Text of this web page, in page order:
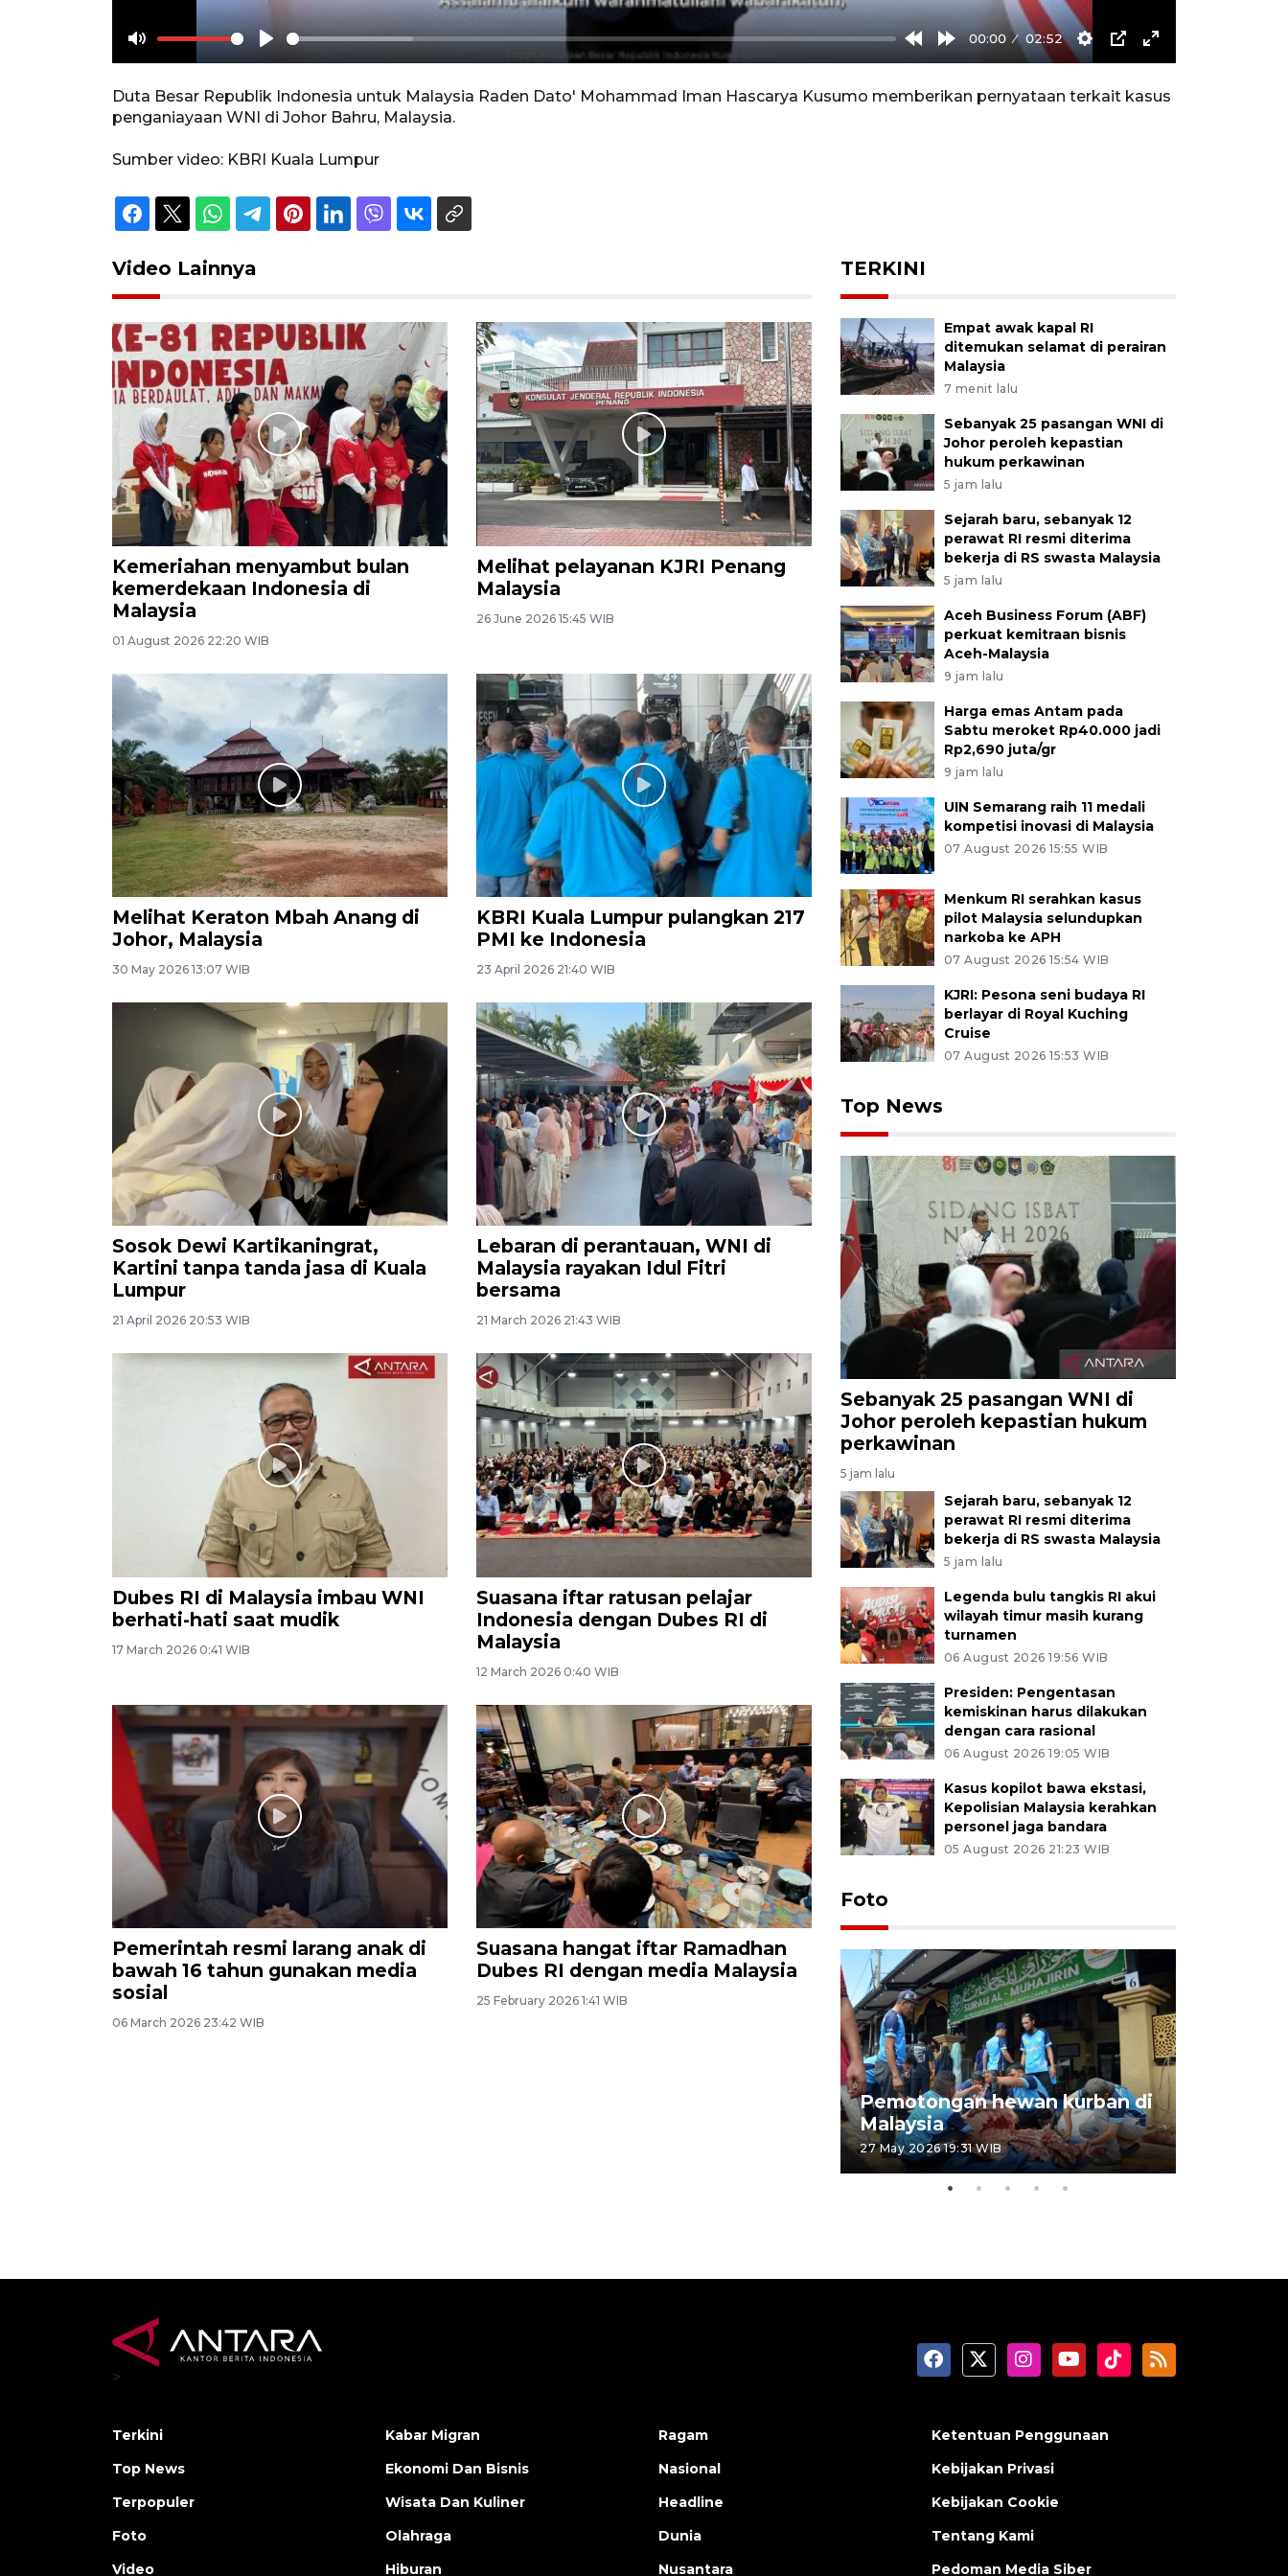
Mute Play
Rewind
10s
Forward
10s
00:00 02:52
Settings
PIP Enter
Duta Besar Republik Indonesia untuk Malaysia Raden Dato' Mohammad Iman Hascarya Kusumo memberikan pernyataan terkait kasus
penganiayaan WNI di Johor Bahru, Malaysia.
Sumber video: KBRI Kuala Lumpur
Video Lainnya
Kemeriahan menyambut bulan
kemerdekaan Indonesia di
Malaysia
01 August 2026 22:20 WIB
Melihat pelayanan KJRI Penang
Malaysia
26 June 2026 15:45 WIB
Melihat Keraton Mbah Anang di
Johor, Malaysia
30 May 2026 13:07 WIB
KBRI Kuala Lumpur pulangkan 217
PMI ke Indonesia
23 April 2026 21:40 WIB
Sosok Dewi Kartikaningrat,
Kartini tanpa tanda jasa di Kuala
Lumpur
21 April 2026 20:53 WIB
Lebaran di perantauan, WNI di
Malaysia rayakan Idul Fitri
bersama
21 March 2026 21:43 WIB
Dubes RI di Malaysia imbau WNI
berhati-hati saat mudik
17 March 2026 0:41 WIB
Suasana iftar ratusan pelajar
Indonesia dengan Dubes RI di
Malaysia
12 March 2026 0:40 WIB
Pemerintah resmi larang anak di
bawah 16 tahun gunakan media
sosial
06 March 2026 23:42 WIB
Suasana hangat iftar Ramadhan
Dubes RI dengan media Malaysia
25 February 2026 1:41 WIB
TERKINI
Empat awak kapal RI
ditemukan selamat di perairan
Malaysia
7 menit lalu
Sebanyak 25 pasangan WNI di
Johor peroleh kepastian
hukum perkawinan
5 jam lalu
Sejarah baru, sebanyak 12
perawat RI resmi diterima
bekerja di RS swasta Malaysia
5 jam lalu
Aceh Business Forum (ABF)
perkuat kemitraan bisnis
Aceh-Malaysia
9 jam lalu
Harga emas Antam pada
Sabtu meroket Rp40.000 jadi
Rp2,690 juta/gr
9 jam lalu
UIN Semarang raih 11 medali
kompetisi inovasi di Malaysia
07 August 2026 15:55 WIB
Menkum RI serahkan kasus
pilot Malaysia selundupkan
narkoba ke APH
07 August 2026 15:54 WIB
KJRI: Pesona seni budaya RI
berlayar di Royal Kuching
Cruise
07 August 2026 15:53 WIB
Top News
Sebanyak 25 pasangan WNI di
Johor peroleh kepastian hukum
perkawinan
5 jam lalu
Sejarah baru, sebanyak 12
perawat RI resmi diterima
bekerja di RS swasta Malaysia
5 jam lalu
Legenda bulu tangkis RI akui
wilayah timur masih kurang
turnamen
06 August 2026 19:56 WIB
Presiden: Pengentasan
kemiskinan harus dilakukan
dengan cara rasional
06 August 2026 19:05 WIB
Kasus kopilot bawa ekstasi,
Kepolisian Malaysia kerahkan
personel jaga bandara
05 August 2026 21:23 WIB
Foto
Pemotongan hewan kurban di
Malaysia
27 May 2026 19:31 WIB
>
Terkini
Top News
Terpopuler
Foto
Video
Kabar Migran
Ekonomi Dan Bisnis
Wisata Dan Kuliner
Olahraga
Hiburan
Ragam
Nasional
Headline
Dunia
Nusantara
Ketentuan Penggunaan
Kebijakan Privasi
Kebijakan Cookie
Tentang Kami
Pedoman Media Siber